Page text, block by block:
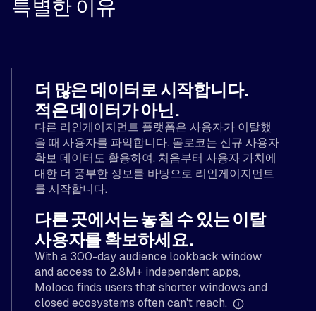
특별한 이유
더 많은 데이터로 시작합니다.
적은 데이터가 아닌.
다른 리인게이지먼트 플랫폼은 사용자가 이탈했
을 때 사용자를 파악합니다. 몰로코는 신규 사용자
확보 데이터도 활용하여, 처음부터 사용자 가치에
대한 더 풍부한 정보를 바탕으로 리인게이지먼트
를 시작합니다.
다른 곳에서는 놓칠 수 있는 이탈
사용자를 확보하세요.
With a 300-day audience lookback window
and access to 2.8M+ independent apps,
Moloco finds users that shorter windows and
closed ecosystems often can't reach.